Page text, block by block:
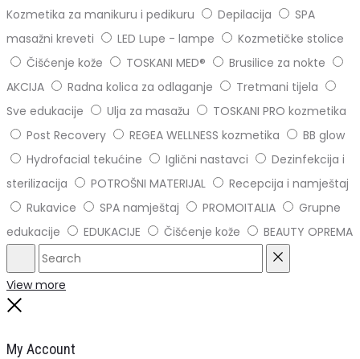
Kozmetika za manikuru i pedikuru
Depilacija
SPA
masažni kreveti
LED Lupe - lampe
Kozmetičke stolice
Čišćenje kože
TOSKANI MED®️
Brusilice za nokte
AKCIJA
Radna kolica za odlaganje
Tretmani tijela
Sve edukacije
Ulja za masažu
TOSKANI PRO kozmetika
Post Recovery
REGEA WELLNESS kozmetika
BB glow
Hydrofacial tekućine
Iglični nastavci
Dezinfekcija i
sterilizacija
POTROŠNI MATERIJAL
Recepcija i namještaj
Rukavice
SPA namještaj PROMOITALIA
Grupne
edukacije
EDUKACIJE Čišćenje kože BEAUTY OPREMA
Search
View more
My Account